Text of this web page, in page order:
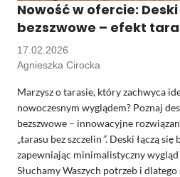
Nowość w ofercie:
bezszwowe – efekt
Agnieszka Cirocka
17.02.2026
Marzysz o tarasie, który zachwyca
nowoczesnym wyglądem? Poznaj
bezszwowe – innowacyjne
„tarasu bez szczelin”. Deski łączą
zapewniając minimalistyczny
Słuchamy Waszych potrzeb i